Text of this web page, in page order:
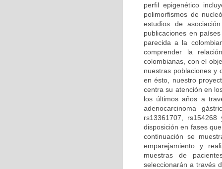
perfil epigenético
polimorfismos de
estudios de
publicaciones en
parecida a la
comprender la
colombianas, con el
nuestras poblaciones y
en ésto, nuestro
centra su atención en
los últimos años a
adenocarcinoma
rs13361707,
disposición en fases
continuación se
emparejamiento y
muestras de
seleccionarán a través